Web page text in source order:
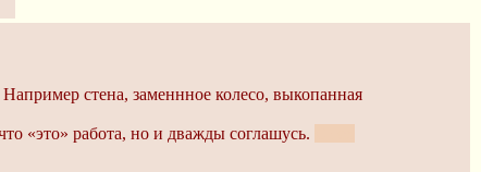
стена, заменнное колесо, выкопанная
«это» работа, но и дважды соглашусь.